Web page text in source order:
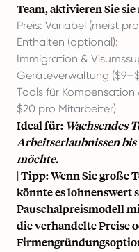
Team, aktivieren Sie
Preis: Variabel (meist
Enthalten (optional):
Immigration &
Geräteverwaltung
Tools für
$20 pro Mitarbeiter)
Ideal für: Wachsendes
Arbeitserlaubnissen
möchte.
| Tipp: Wenn Sie große
könnte es lohnenswert
Pauschalpreismodell
die verhandelte Preise